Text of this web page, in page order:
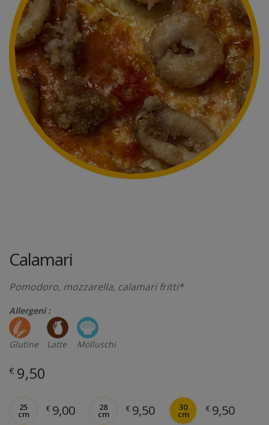
Calamari
Pomodoro, mozzarella, calamari fritti*
Allergeni :
Glutine Latte Molluschi
€ 9,50
25
cm
€ 9,00 28
cm
€ 9,50 30
cm
€ 9,50